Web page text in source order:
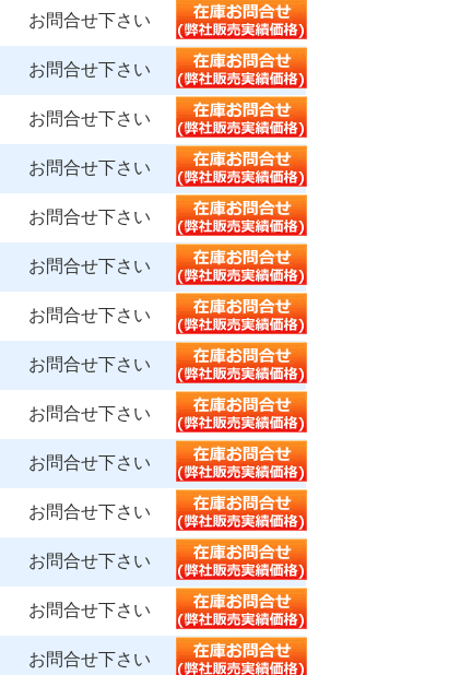
お問合せ下さい
お問合せ下さい
お問合せ下さい
お問合せ下さい
お問合せ下さい
お問合せ下さい
お問合せ下さい
お問合せ下さい
お問合せ下さい
お問合せ下さい
お問合せ下さい
お問合せ下さい
お問合せ下さい
お問合せ下さい